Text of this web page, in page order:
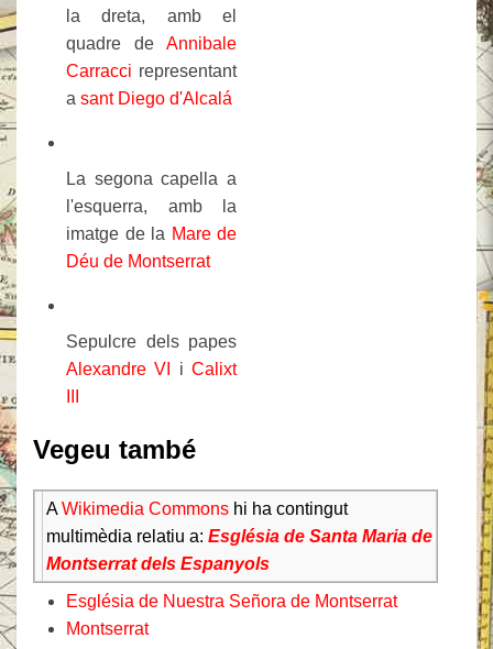
la dreta, amb el
quadre de Annibale
Carracci representant
a sant Diego d'Alcalá
La segona capella a
l'esquerra, amb la
imatge de la Mare de
Déu de Montserrat
Sepulcre dels papes
Alexandre VI
iCalixt
Vegeu també
AWikimedia Commons hi ha contingut
multimèdia relatiu a: Església de Santa Maria de
Montserrat dels Espanyols
Església de Nuestra Señora de Montserrat
Montserrat